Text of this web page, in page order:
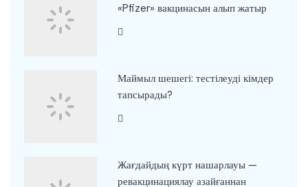
«Pfizer» вакцинасын алып жатыр
Маймыл шешегі: тестілеуді кімдер
тапсырады?
Жағдайдың күрт нашарлауы —
ревакцинациялау азайғаннан